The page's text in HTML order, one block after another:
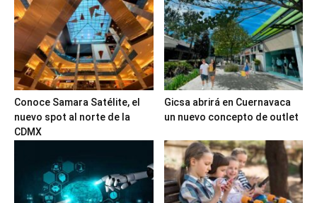
Conoce Samara Satélite, el
nuevo spot al norte de la
CDMX
Gicsa abrirá en Cuernavaca
un nuevo concepto de outlet